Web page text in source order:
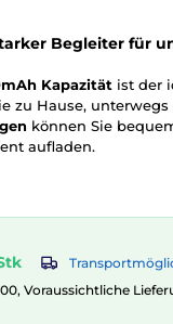
Begleiter für
Kapazität ist der
zu Hause,
können Sie
aufladen.
Voraussichtliche